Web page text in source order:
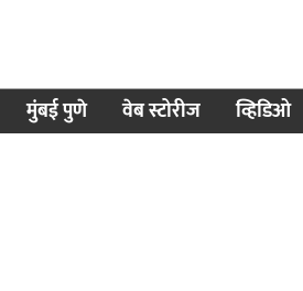
मुंबई पुणे वेब स्टोरीज व्हिडिओ